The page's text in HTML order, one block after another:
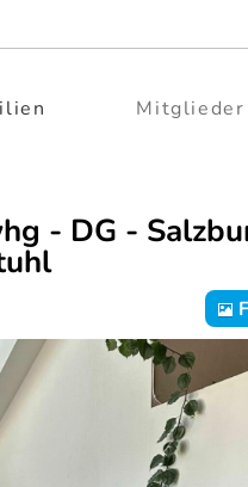
Mitglieder
- DG -